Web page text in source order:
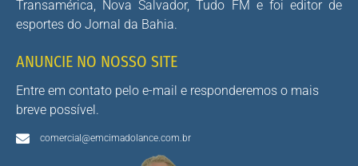
Transamérica, Nova Salvador, Tudo FM e foi editor de
esportes do Jornal da Bahia.
ANUNCIE NO NOSSO SITE
Entre em contato pelo e-mail e responderemos o mais
breve possível.
comercial@emcimadolance.com.br